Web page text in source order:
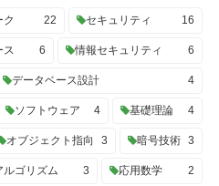
ク 22 セキュリティ 16
ス 6 情報セキュリティ 6
データベース設計 4
ソフトウェア 4 基礎理論 4
オブジェクト指向 3 暗号技術 3
ルゴリズム 3 応用数学 2